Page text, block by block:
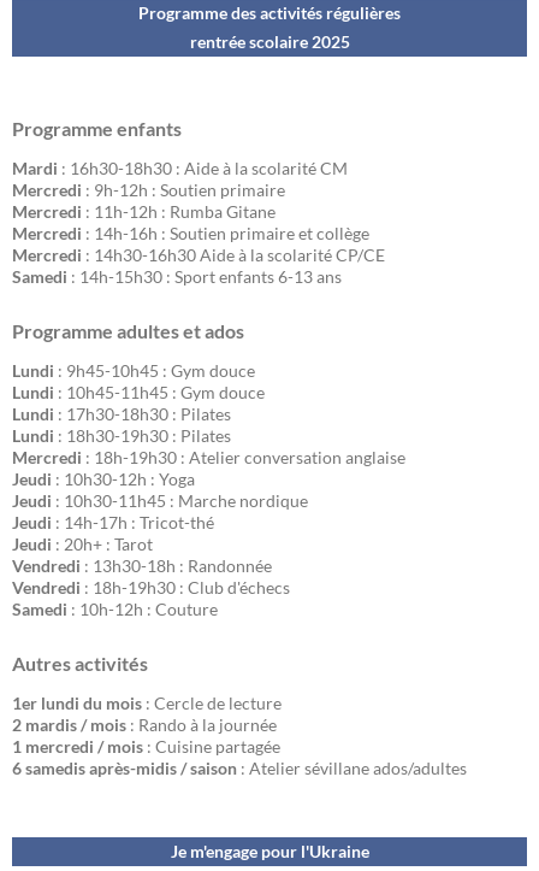
Programme des activités régulières
rentrée scolaire 2025
Programme enfants
Mardi : 16h30-18h30 : Aide à la scolarité CM
Mercredi : 9h-12h : Soutien primaire
Mercredi : 11h-12h : Rumba Gitane
Mercredi : 14h-16h : Soutien primaire et collège
Mercredi : 14h30-16h30 Aide à la scolarité CP/CE
Samedi : 14h-15h30 : Sport enfants 6-13 ans
Programme adultes et ados
Lundi : 9h45-10h45 : Gym douce
Lundi : 10h45-11h45 : Gym douce
Lundi : 17h30-18h30 : Pilates
Lundi : 18h30-19h30 : Pilates
Mercredi : 18h-19h30 : Atelier conversation anglaise
Jeudi : 10h30-12h : Yoga
Jeudi : 10h30-11h45 : Marche nordique
Jeudi : 14h-17h : Tricot-thé
Jeudi : 20h+ : Tarot
Vendredi : 13h30-18h : Randonnée
Vendredi : 18h-19h30 : Club d'échecs
Samedi : 10h-12h : Couture
Autres activités
1er lundi du mois : Cercle de lecture
2 mardis / mois : Rando à la journée
1 mercredi / mois : Cuisine partagée
6 samedis après-midis / saison : Atelier sévillane ados/adultes
Je m'engage pour l'Ukraine